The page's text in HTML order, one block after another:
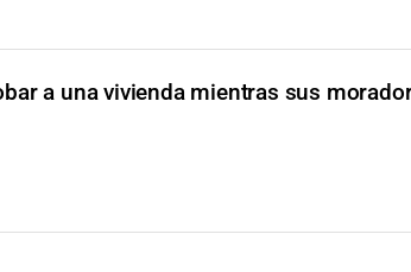
a una vivienda mientras sus